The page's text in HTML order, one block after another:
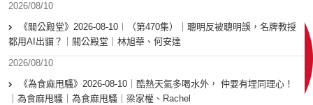
2026/08/10
《關公殿堂》2026-08-10︱（第470集）｜聰明反被聰明誤，名牌教授
都用AI出貓？｜關公殿堂｜林旭華、何安達
2026/08/10
《為食麻甩騷》2026-08-10｜酷熱天氣多喝水外， 仲要有埋同理心！
｜為食麻甩騷｜為食麻甩騷｜梁家權、Rachel